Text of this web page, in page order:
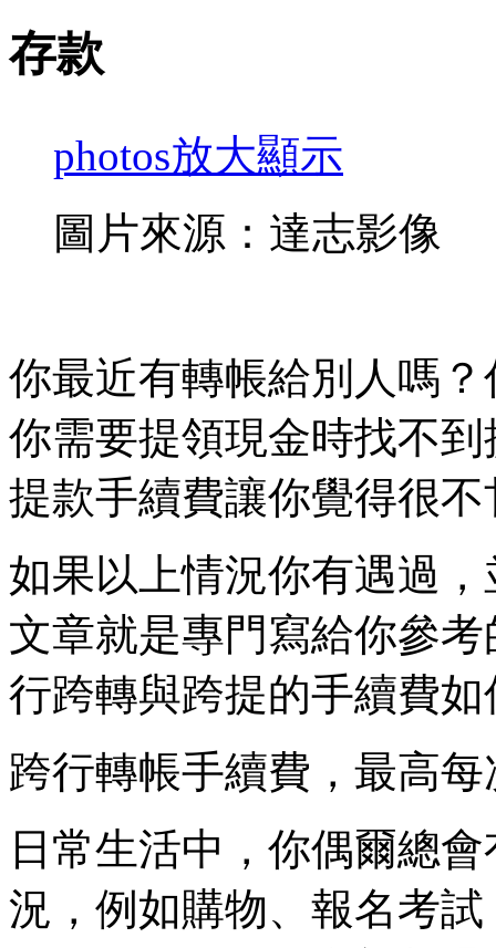
存款
photos放大顯示
圖片來源：達志影像
你最近有轉帳給別人嗎
你需要提領現金時找不
提款手續費讓你覺得很
如果以上情況你有遇過
文章就是專門寫給你參
行跨轉與跨提的手續費
跨行轉帳手續費，最高每
日常生活中，你偶爾總
況，例如購物、報名考